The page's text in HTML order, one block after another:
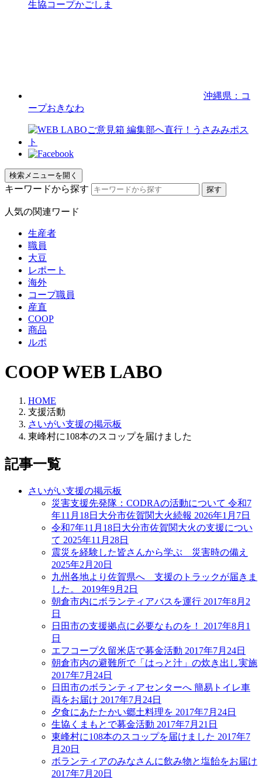
生協コープかごしま
沖縄県：コ
ープおきなわ
検索メニューを開く
キーワードから探す
人気の関連ワード
生産者
職員
大豆
レポート
海外
コープ職員
産直
COOP
商品
ルポ
COOP WEB LABO
HOME
支援活動
さいがい支援の掲示板
東峰村に108本のスコップを届けました
記事一覧
さいがい支援の掲示板
災害支援先発隊：CODRAの活動について 令和7
年11月18日大分市佐賀関大火続報 2026年1月7日
令和7年11月18日大分市佐賀関大火の支援につい
て 2025年11月28日
震災を経験した皆さんから学ぶ 災害時の備え
2025年2月20日
九州各地より佐賀県へ 支援のトラックが届きま
した。
2019年9月2日
朝倉市内にボランティアバスを運行 2017年8月2
日
日田市の支援拠点に必要なものを！
2017年8月1
日
エフコープ久留米店で募金活動 2017年7月24日
朝倉市内の避難所で「はっと汁」の炊き出し実施
2017年7月24日
日田市のボランティアセンターへ 簡易トイレ車
両をお届け 2017年7月24日
夕食にあたたかい郷土料理を 2017年7月24日
生協くまもとで募金活動 2017年7月21日
東峰村に108本のスコップを届けました 2017年7
月20日
ボランティアのみなさんに飲み物と塩飴をお届け
2017年7月20日